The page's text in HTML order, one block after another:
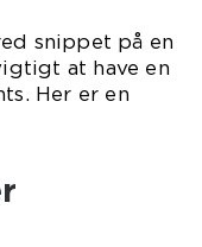
snippet på en
at have en
Her er en